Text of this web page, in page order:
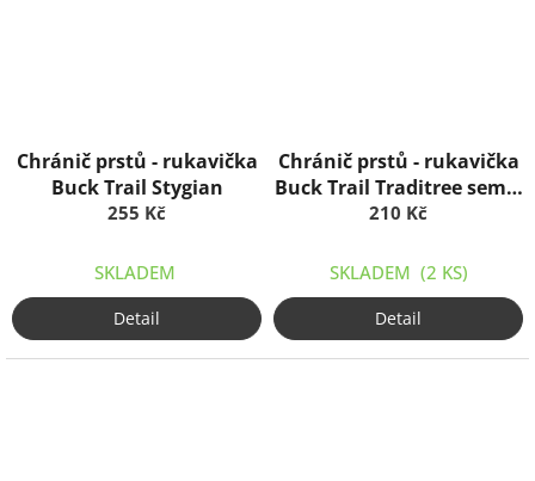
Chránič prstů - rukavička
Buck Trail Stygian
255 Kč
SKLADEM
Detail
Chránič prstů - rukavička
Buck Trail Traditree semiš
+ hovězina
210 Kč
SKLADEM (2 KS)
Detail